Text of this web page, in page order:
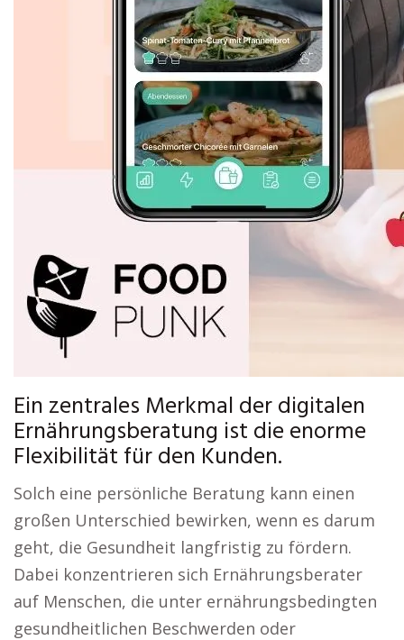
Ein zentrales Merkmal der digitalen
Ernährungsberatung ist die enorme
Flexibilität für den Kunden.
Solch eine persönliche Beratung kann einen
großen Unterschied bewirken, wenn es darum
geht, die Gesundheit langfristig zu fördern.
Dabei konzentrieren sich Ernährungsberater
auf Menschen, die unter ernährungsbedingten
gesundheitlichen Beschwerden oder